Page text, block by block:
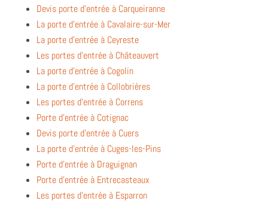
Devis porte d’entrée à Carqueiranne
La porte d’entrée à Cavalaire-sur-Mer
La porte d’entrée à Ceyreste
Les portes d’entrée à Châteauvert
La porte d’entrée à Cogolin
La porte d’entrée à Collobrières
Les portes d’entrée à Correns
Porte d’entrée à Cotignac
Devis porte d’entrée à Cuers
La porte d’entrée à Cuges-les-Pins
Porte d’entrée à Draguignan
Porte d’entrée à Entrecasteaux
Les portes d’entrée à Esparron